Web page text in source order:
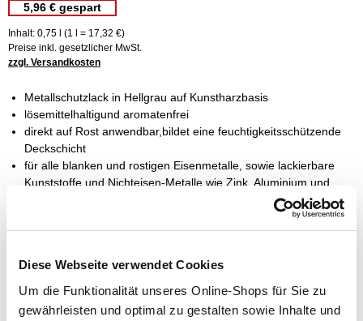
Diese Webseite verwendet Cookies
Um die Funktionalität unseres Online-Shops für Sie zu
gewährleisten und optimal zu gestalten sowie Inhalte und
5,96 € gespart
Inhalt: 0,75 l (1 l = 17,32 €)
Preise inkl. gesetzlicher MwSt.
zzgl. Versandkosten
Metallschutzlack in Hellgrau auf Kunstharzbasis
lösemittelhaltigund aromatenfrei
direkt auf Rost anwendbar,bildet eine feuchtigkeitsschützende
Deckschicht
für alle blanken und rostigen Eisenmetalle, sowie lackierbare
Kunststoffe und Nichteisen-Metalle wie Zink, Aluminium und
ca. 3-5 Werktage
Verfügbarkeit online: Nur noch 5 auf Lager